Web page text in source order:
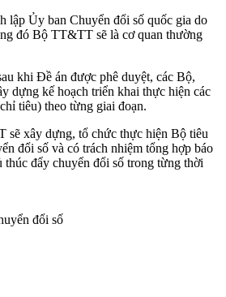
lập Ủy ban Chuyển đổi số quốc gia do
đó Bộ TT&TT sẽ là cơ quan thường
khi Đề án được phê duyệt, các Bộ,
dựng kế hoạch triển khai thực hiện các
tiêu) theo từng giai đoạn.
sẽ xây dựng, tổ chức thực hiện Bộ tiêu
đổi số và có trách nhiệm tổng hợp báo
đẩy chuyển đổi số trong từng thời
đổi số